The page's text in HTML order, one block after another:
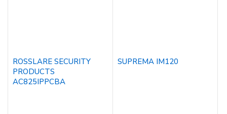
ROSSLARE SECURITY
PRODUCTS
AC825IPPCBA
SUPREMA IM120